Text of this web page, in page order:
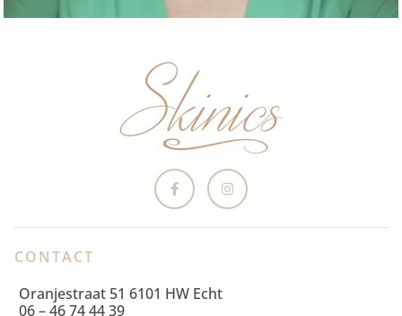
CONTACT
Oranjestraat 51 6101 HW Echt
06 – 46 74 44 39